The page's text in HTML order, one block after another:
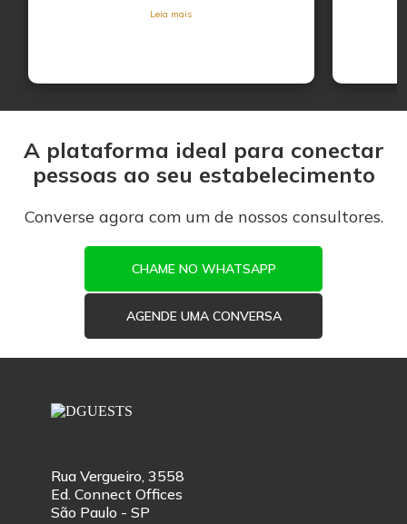
Leia mais
A plataforma ideal para conectar
pessoas ao seu estabelecimento
Converse agora com um de nossos consultores.
CHAME NO WHATSAPP
AGENDE UMA CONVERSA
Rua Vergueiro, 3558
Ed. Connect Offices
São Paulo - SP